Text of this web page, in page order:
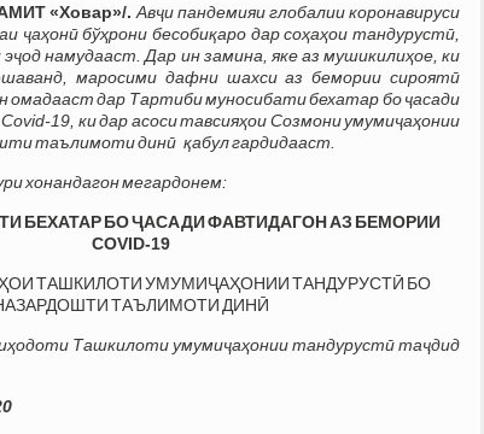
«Ховар»/. Авҷи пандемияи глобалии коронавируси
ҷаҳонӣ бўҳрони бесобиқаро дар соҳаҳои тандурустӣ,
намудааст. Дар ин замина, яке аз мушикилиҳое, ки
маросими дафни шахси аз бемории сироятӣ
дар Тартиби муносибати бехатар бо ҷасади
Сovid-19, ки дар асоси тавсияҳои Созмони умумиҷаҳонии
таълимоти динӣ қабул гардидааст.
хонандагон мегардонем:
БЕХАТАР БО ҶАСАДИ ФАВТИДАГОН АЗ БЕМОРИИ
COVID-19
ТАШКИЛОТИ УМУМИҶАҲОНИИ ТАНДУРУСТӢ БО
ТАЪЛИМОТИ ДИНӢ
Ташкилоти умумиҷаҳонии тандурустӣ таҷдид